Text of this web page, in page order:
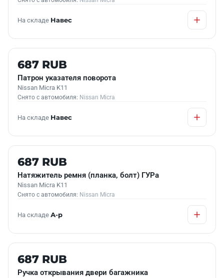
На складе Навес
Б/У В НАЛИЧИИ
687 RUB
Патрон указателя поворота
Nissan Micra K11
Снято с автомобиля: Nissan Micra
На складе Навес
Б/У В НАЛИЧИИ
687 RUB
Натяжитель ремня (планка, болт) ГУРа
Nissan Micra K11
Снято с автомобиля: Nissan Micra
На складе А-р
Б/У В НАЛИЧИИ
687 RUB
Ручка открывания двери багажника